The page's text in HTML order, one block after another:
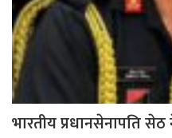
भारतीय प्रधानसेनापति